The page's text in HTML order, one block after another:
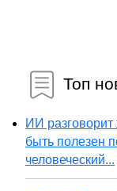
Топ
ИИ
быть полезен
человеческий...